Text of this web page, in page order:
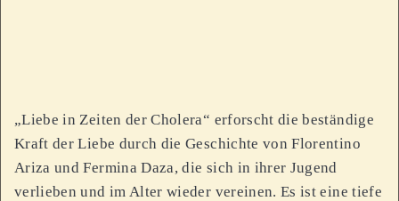
„Liebe in Zeiten der Cholera“ erforscht die beständige
Kraft der Liebe durch die Geschichte von Florentino
Ariza und Fermina Daza, die sich in ihrer Jugend
verlieben und im Alter wieder vereinen. Es ist eine tiefe